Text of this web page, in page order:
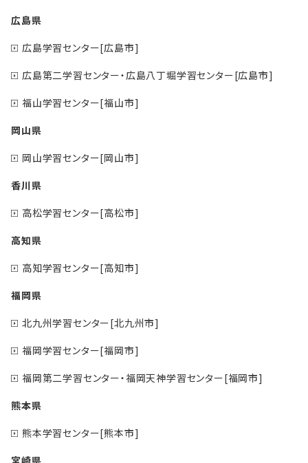
広島県
広島学習センター[広島市]
広島第二学習センター・広島八丁堀学習センター[広島市]
福山学習センター[福山市]
岡山県
岡山学習センター[岡山市]
香川県
高松学習センター[高松市]
高知県
高知学習センター[高知市]
福岡県
北九州学習センター[北九州市]
福岡学習センター[福岡市]
福岡第二学習センター・福岡天神学習センター[福岡市]
熊本県
熊本学習センター[熊本市]
宮崎県